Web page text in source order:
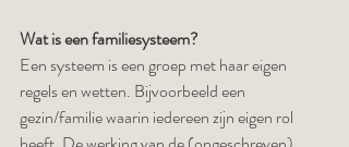
Wat is een familiesysteem?
Een systeem is een groep met haar eigen
regels en wetten. Bijvoorbeeld een
gezin/familie waarin iedereen zijn eigen rol